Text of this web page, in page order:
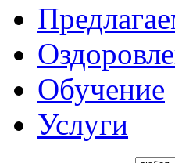
Обучение
Услуги